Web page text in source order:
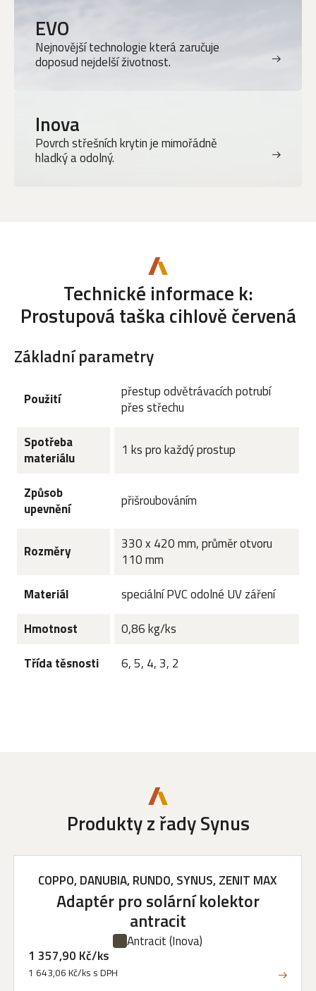
EVO
Nejnovější technologie která zaručuje
doposud nejdelší životnost.
Inova
Povrch střešních krytin je mimořádně
hladký a odolný.
Technické informace k:
Prostupová taška cihlově červená
Základní parametry
Použití
přestup odvětrávacích potrubí
přes střechu
Spotřeba
materiálu
1 ks pro každý prostup
Způsob
upevnění
přišroubováním
Rozměry
330 x 420 mm, průměr otvoru
110 mm
Materiál
speciální PVC odolné UV záření
Hmotnost
0,86 kg/ks
Třída těsnosti
6, 5, 4, 3, 2
Produkty z řady Synus
COPPO, DANUBIA, RUNDO, SYNUS, ZENIT MAX
Adaptér pro solární kolektor
antracit
Antracit(Inova)
1 357,90 Kč/ks
1 643,06 Kč/ks s DPH